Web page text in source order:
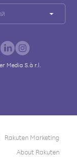
Media S.à r.l.
Rakuten Marketing
About Rakuten